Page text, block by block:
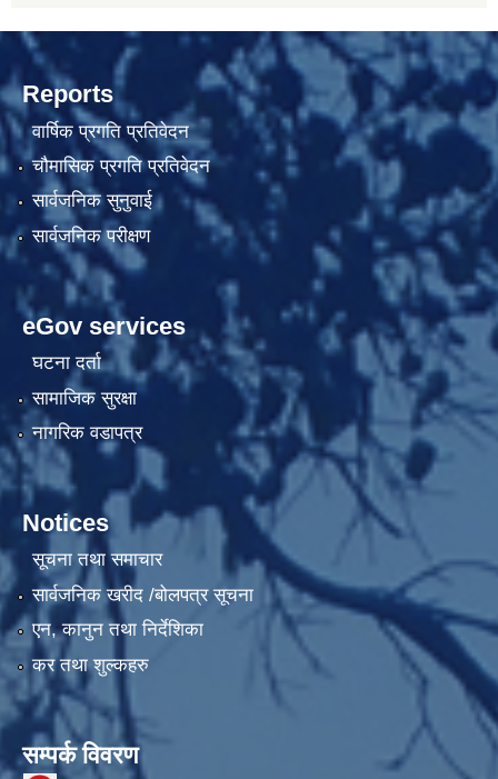
Reports
वार्षिक प्रगति प्रतिवेदन
चौमासिक प्रगति प्रतिवेदन
सार्वजनिक सुनुवाई
सार्वजनिक परीक्षण
eGov services
घटना दर्ता
सामाजिक सुरक्षा
नागरिक वडापत्र
Notices
सूचना तथा समाचार
सार्वजनिक खरीद /बोलपत्र सूचना
एन, कानुन तथा निर्देशिका
कर तथा शुल्कहरु
सम्पर्क विवरण